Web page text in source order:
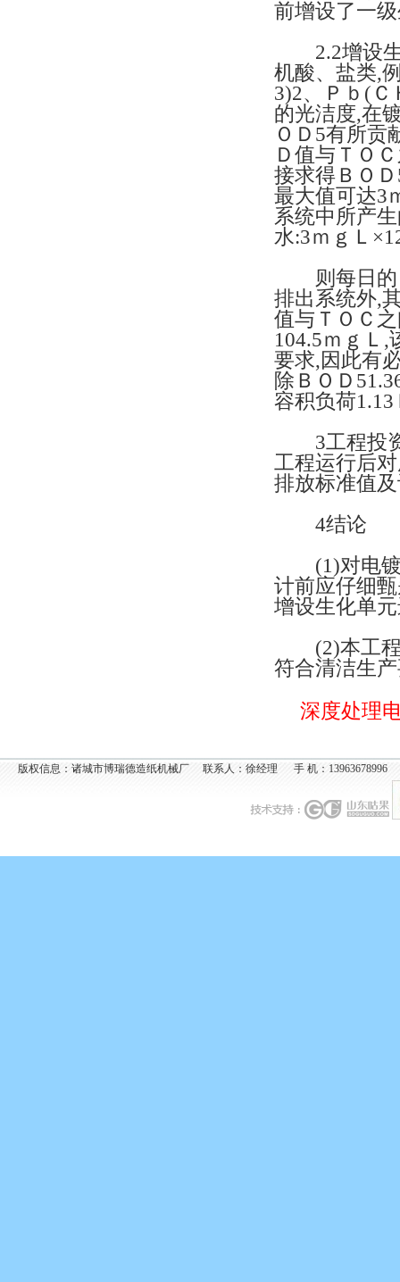
前增设了一
2.2增设生
机酸、盐类,
3)2、Ｐｂ(Ｃ
的光洁度,在
ＯＤ5有所贡
Ｄ值与ＴＯ
接求得ＢＯ
最大值可达3
系统中所产
水:3ｍｇＬ
则每日的Ｔ
排出系统外,
值与ＴＯＣ
104.5ｍｇＬ,
要求,因此有
除ＢＯＤ
容积负荷
3工程投资
工程运行后
排放标准值
4结论
(1)对电镀
计前应仔细
增设生化单
(2)本工程
符合清洁生
深度处理
版权信息：诸城市博瑞德造纸机械厂 联系人：徐经理 手 机：